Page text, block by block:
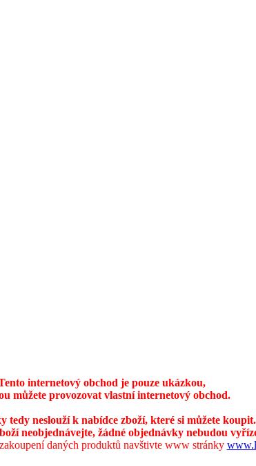
internetový obchod je pouze ukázkou,
můžete provozovat vlastní internetový obchod.
tedy neslouží k nabídce zboží, které si můžete koupit.
neobjednávejte, žádné objednávky nebudou
daných produktů navštivte www stránky